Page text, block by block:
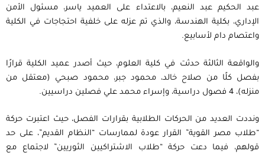
عبد الحكيم عبد النعيم، بالاعتداء على العميد ياسر، مسئول الأمن
الإداري، بكلية الهندسة، والذي تم عزله على خلفية احتجاجات في الكلية
واعتصام دام لأسابيع.
والواقعة الثالثة حدثت في كلية العلوم، حيث أصدر عميد الكلية قرارًا
بفصل كلًا من صلاح خالد، محمود جبر، محمود صبحي (معتقل من
منزله)، 4 فصول دراسية، وإسراء محمد علي فصلين دراسيين.
ونددت العديد من الحركات الطلابية بقرارات الفصل، حيث اعتبرت حركة
“طلاب مصر القوية” القرار عودة لممارسات “النظام القديم”، على حد
قولهم، فيما دعت حركة “طلاب الاشتراكيين الثوريين” لاجتماع مع